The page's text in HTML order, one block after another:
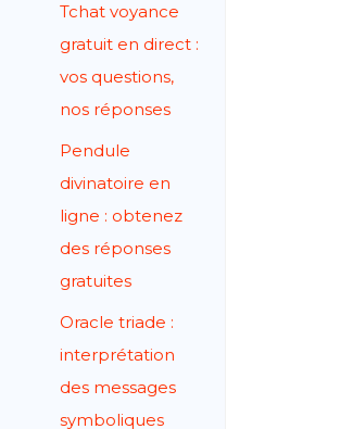
Tchat voyance
gratuit en direct :
vos questions,
nos réponses
Pendule
divinatoire en
ligne : obtenez
des réponses
gratuites
Oracle triade :
interprétation
des messages
symboliques